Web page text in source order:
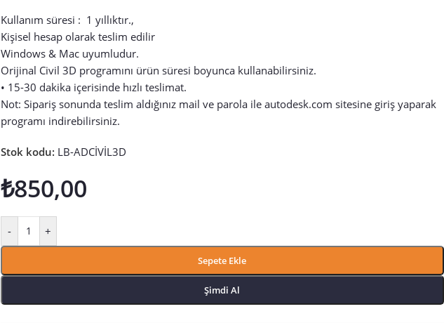
Kullanım süresi : 1 yıllıktır.,
Kişisel hesap olarak teslim edilir
Windows & Mac uyumludur.
Orijinal Civil 3D programını ürün süresi boyunca kullanabilirsiniz.
• 15-30 dakika içerisinde hızlı teslimat.
Not: Sipariş sonunda teslim aldığınız mail ve parola ile autodesk.com sitesine giriş yaparak
programı indirebilirsiniz.
Stok kodu: LB-ADCİVİL3D
₺850,00
- +
Sepete Ekle
Şimdi Al